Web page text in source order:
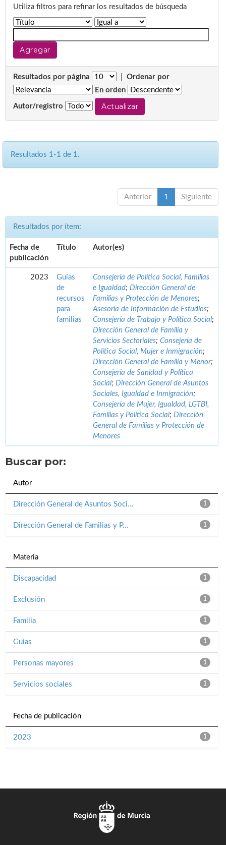
Utiliza filtros para refinar los resultados de búsqueda
Resultados por página
Ordenar por
En orden
Autor/registro
Resultados 1-1 de 1.
Anterior 1 Siguiente
Resultados por ítem:
Fecha de
publicación
Título Autor(es)
2023
Guías
de
recursos
para
familias
Consejería de Política Social, Familias
e Igualdad; Dirección General de
Familias y Protección de Menores;
Asesoría de Información de Estudios;
Consejería de Trabajo y Política Social;
Dirección General de Familia y
Servicios Sectoriales; Consejería de
Política Social, Mujer e Inmigración;
Dirección General de Familia y Menor;
Consejería de Sanidad y Política
Social; Dirección General de Asuntos
Sociales, Igualdad e Inmigración;
Consejería de Mujer, Igualdad, LGTBI,
Familias y Política Social; Dirección
General de Familias y Protección de
Menores
Buscar por:
Autor
1
Dirección General de Asuntos Soci...
1
Dirección General de Familias y P...
Materia
1
Discapacidad
1
Exclusión
1
Familia
1
Guías
1
Personas mayores
1
Servicios sociales
Fecha de publicación
1
2023